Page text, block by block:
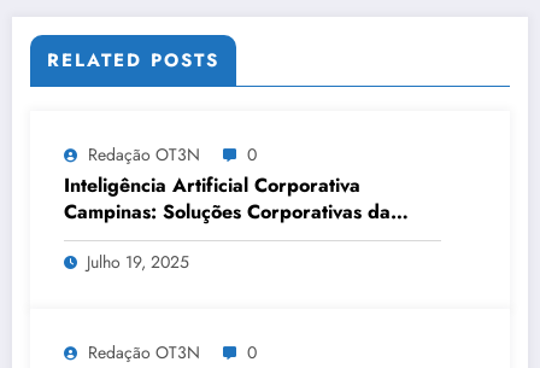
RELATED POSTS
Redação OT3N 0
Inteligência Artificial Corporativa
Campinas: Soluções Corporativas da
OT3N Brasil – Guia 3083
Julho 19, 2025
Redação OT3N 0